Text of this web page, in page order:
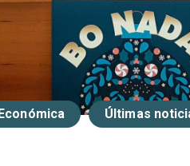
Últimas